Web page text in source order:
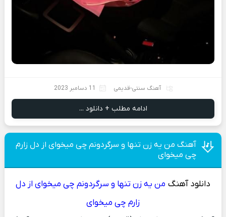
آهنگ سنتی-قدیمی 11 دسامبر 2023
ادامه مطلب + دانلود ...
آهنگ من یه زن تنها و سرگردونم چی‌ میخوای از دل زارم
چی‌ میخوای
دانلود آهنگ من یه زن تنها و سرگردونم چی‌ میخوای از دل
زارم چی‌ میخوای